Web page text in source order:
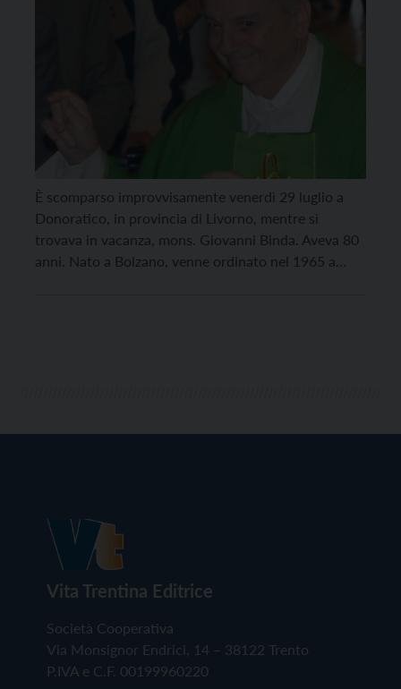
È scomparso improvvisamente venerdì 29 luglio a
Donoratico, in provincia di Livorno, mentre si
trovava in vacanza, mons. Giovanni Binda. Aveva 80
anni. Nato a Bolzano, venne ordinato nel 1965 a
Vita Trentina Editrice
Società Cooperativa
Via Monsignor Endrici, 14 – 38122 Trento
P.IVA e C.F. 00199960220